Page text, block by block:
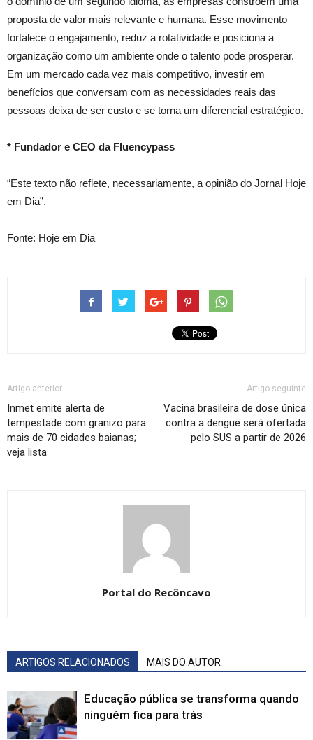
proposta de valor mais relevante e humana. Esse movimento
fortalece o engajamento, reduz a rotatividade e posiciona a
organização como um ambiente onde o talento pode prosperar.
Em um mercado cada vez mais competitivo, investir em
benefícios que conversam com as necessidades reais das
pessoas deixa de ser custo e se torna um diferencial estratégico.
* Fundador e CEO da Fluencypass
“Este texto não reflete, necessariamente, a opinião do Jornal Hoje
em Dia”.
Fonte: Hoje em Dia
Artigo anterior
Inmet emite alerta de
tempestade com granizo para
mais de 70 cidades baianas;
veja lista
Artigo seguinte
Vacina brasileira de dose única
contra a dengue será ofertada
pelo SUS a partir de 2026
Portal do Recôncavo
ARTIGOS RELACIONADOS MAIS DO AUTOR
Educação pública se transforma quando
ninguém fica para trás